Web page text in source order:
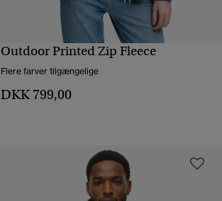
HURTIGVISNING
Outdoor Printed Zip Fleece
Flere farver tilgængelige
DKK 799,00